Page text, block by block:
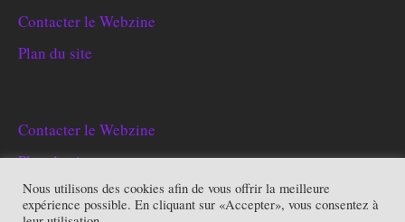
Contacter le Webzine
Plan du site
Contacter le Webzine
Plan du site
Nous utilisons des cookies afin de vous offrir la meilleure
expérience possible. En cliquant sur «Accepter», vous consentez à